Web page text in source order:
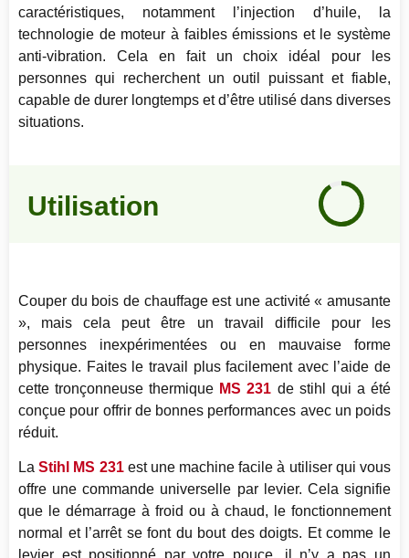
caractéristiques, notamment l’injection d’huile, la
technologie de moteur à faibles émissions et le système
anti-vibration. Cela en fait un choix idéal pour les
personnes qui recherchent un outil puissant et fiable,
capable de durer longtemps et d’être utilisé dans diverses
situations.
Utilisation
avis
91%
Couper du bois de chauffage est une activité « amusante
», mais cela peut être un travail difficile pour les
personnes inexpérimentées ou en mauvaise forme
physique. Faites le travail plus facilement avec l’aide de
cette tronçonneuse thermique MS 231 de stihl qui a été
conçue pour offrir de bonnes performances avec un poids
réduit.
LaStihl MS 231est une machine facile à utiliser qui vous
offre une commande universelle par levier. Cela signifie
que le démarrage à froid ou à chaud, le fonctionnement
normal et l’arrêt se font du bout des doigts. Et comme le